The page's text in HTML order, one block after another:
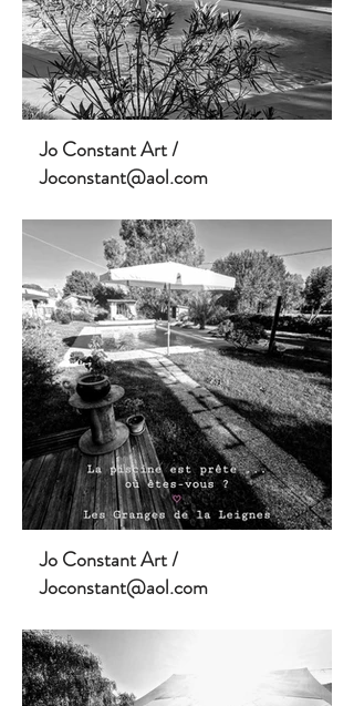
Jo Constant Art /
Joconstant@aol.com
Jo Constant Art /
Joconstant@aol.com